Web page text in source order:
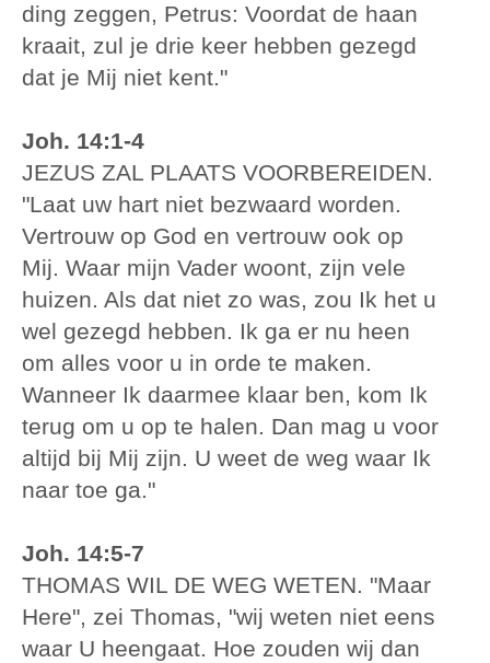
ding zeggen, Petrus: Voordat de haan
kraait, zul je drie keer hebben gezegd
dat je Mij niet kent."
Joh. 14:1-4
JEZUS ZAL PLAATS VOORBEREIDEN.
"Laat uw hart niet bezwaard worden.
Vertrouw op God en vertrouw ook op
Mij. Waar mijn Vader woont, zijn vele
huizen. Als dat niet zo was, zou Ik het u
wel gezegd hebben. Ik ga er nu heen
om alles voor u in orde te maken.
Wanneer Ik daarmee klaar ben, kom Ik
terug om u op te halen. Dan mag u voor
altijd bij Mij zijn. U weet de weg waar Ik
naar toe ga."
Joh. 14:5-7
THOMAS WIL DE WEG WETEN. "Maar
Here", zei Thomas, "wij weten niet eens
waar U heengaat. Hoe zouden wij dan